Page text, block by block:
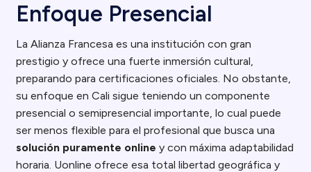
Enfoque Presencial
La Alianza Francesa es una institución con gran
prestigio y ofrece una fuerte inmersión cultural,
preparando para certificaciones oficiales. No obstante,
su enfoque en Cali sigue teniendo un componente
presencial o semipresencial importante, lo cual puede
ser menos flexible para el profesional que busca una
solución puramente online y con máxima adaptabilidad
horaria. Uonline ofrece esa total libertad geográfica y